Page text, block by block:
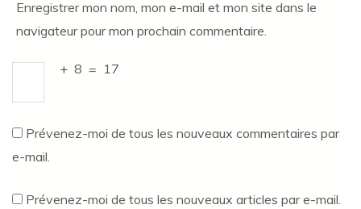
Enregistrer mon nom, mon e-mail et mon site dans le
navigateur pour mon prochain commentaire.
+ 8 = 17
Prévenez-moi de tous les nouveaux commentaires par
e-mail.
Prévenez-moi de tous les nouveaux articles par e-mail.